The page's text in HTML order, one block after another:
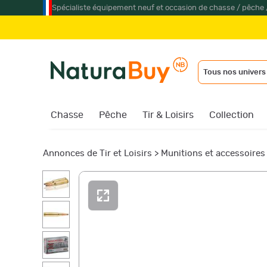
Spécialiste équipement neuf et occasion de chasse / pêche
Tous nos univers
Chasse Pêche Tir & Loisirs Collection
Annonces de Tir et Loisirs > Munitions et accessoires